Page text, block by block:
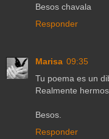
Besos chavala
Responder
Marisa 09:35
Tu poema es un
Realmente
Besos.
Responder